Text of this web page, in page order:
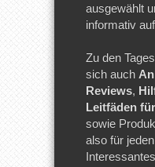
ausgewählt
informativ
Zu den
sich auch
Reviews,
Leitfäden
sowie
also für